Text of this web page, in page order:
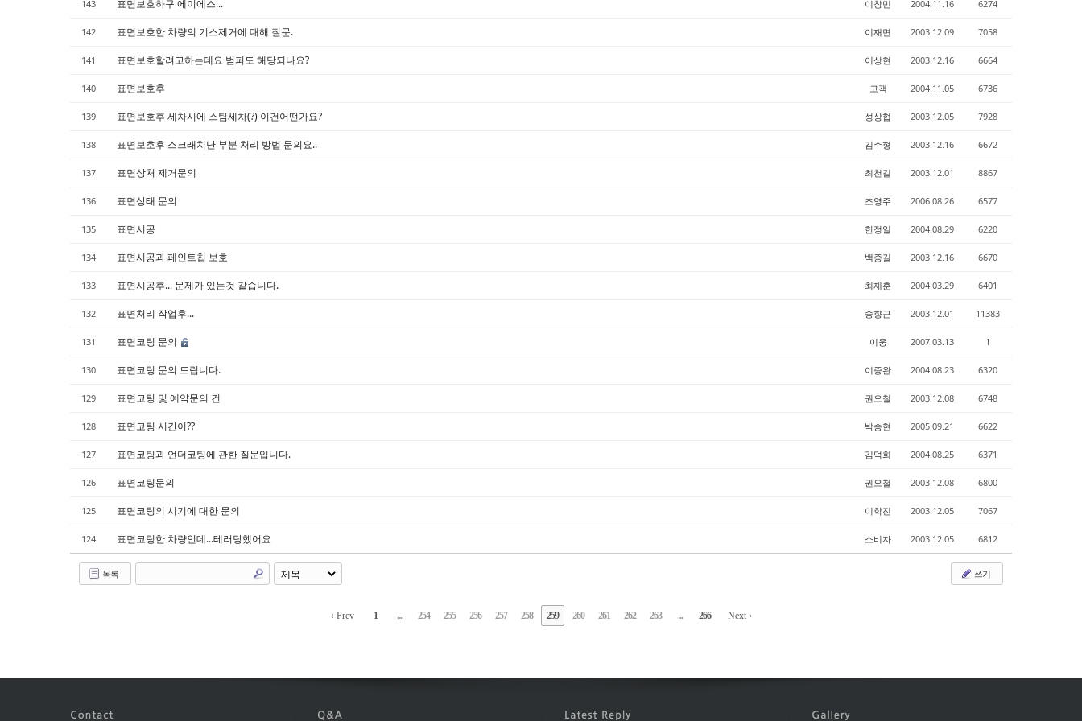
143 표면보호하구 에이에스... 이창민 2004.11.16 6274
142 표면보호한 차량의 기스제거에 대해 질문. 이재면 2003.12.09 7058
141 표면보호할려고하는데요 범퍼도 해당되나요? 이상현 2003.12.16 6664
140 표면보호후 고객 2004.11.05 6736
139 표면보호후 세차시에 스팀세차(?) 이건어떤가요? 성상협 2003.12.05 7928
138 표면보호후 스크래치난 부분 처리 방법 문의요.. 김주형 2003.12.16 6672
137 표면상처 제거문의 최천길 2003.12.01 8867
136 표면상태 문의 조영주 2006.08.26 6577
135 표면시공 한정일 2004.08.29 6220
134 표면시공과 페인트칩 보호 백종길 2003.12.16 6670
133 표면시공후... 문제가 있는것 같습니다. 최재훈 2004.03.29 6401
132 표면처리 작업후... 송향근 2003.12.01 11383
131 표면코팅 문의 이웅 2007.03.13 1
130 표면코팅 문의 드립니다. 이종완 2004.08.23 6320
129 표면코팅 및 예약문의 건 권오철 2003.12.08 6748
128 표면코팅 시간이?? 박승현 2005.09.21 6622
127 표면코팅과 언더코팅에 관한 질문입니다. 김덕희 2004.08.25 6371
126 표면코팅문의 권오철 2003.12.08 6800
125 표면코팅의 시기에 대한 문의 이학진 2003.12.05 7067
124 표면코팅한 차량인데...테러당했어요 소비자 2003.12.05 6812
목록 쓰기
‹ Prev 1 ... 254 255 256 257 258 259 260 261 262 263 ... 266 Next ›